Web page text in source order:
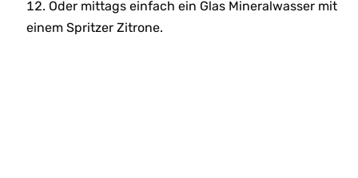
Oder mittags einfach ein Glas Mineralwasser mit
einem Spritzer Zitrone.